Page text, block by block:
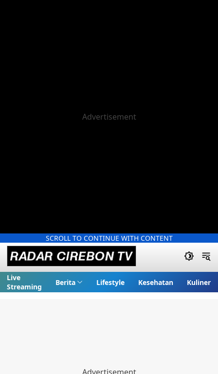
SCROLL TO CONTINUE WITH CONTENT
Live
Streaming
Berita Lifestyle Kesehatan Kuliner